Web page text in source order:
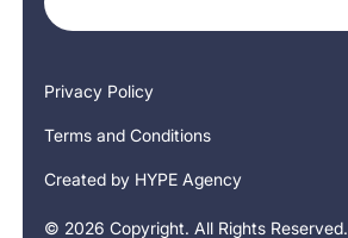
© 2026 Copyright. All Rights Reserved.
Privacy Policy
Terms and Conditions
Created by HYPE Agency